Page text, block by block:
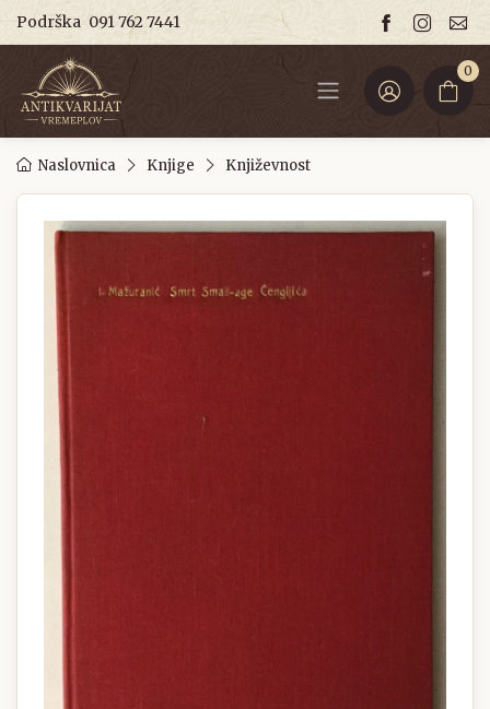
Podrška 091 762 7441
0
Naslovnica Knjige Književnost